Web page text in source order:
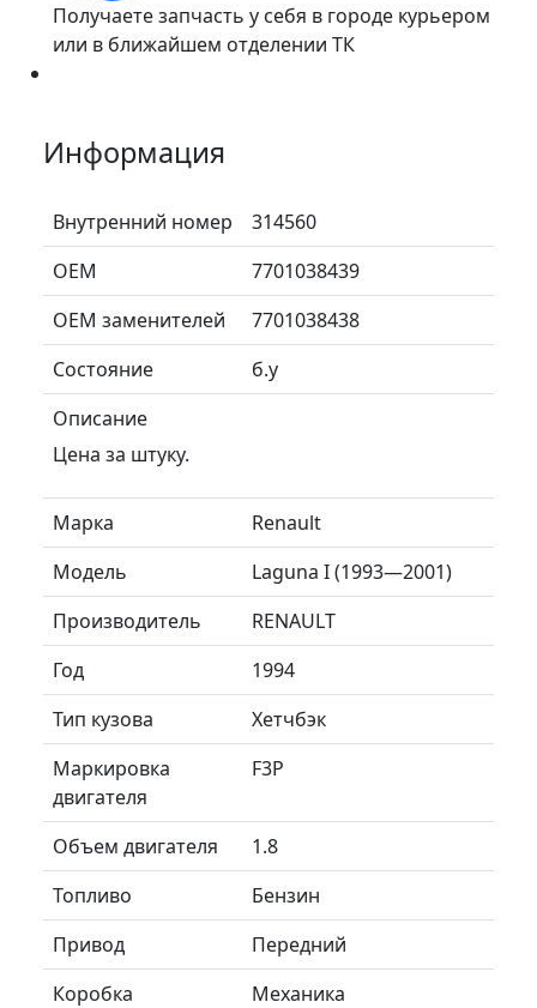
Получаете запчасть у себя в городе курьером
или в ближайшем отделении ТК
Информация
Внутренний номер
314560
ОЕМ
7701038439
ОЕМ заменителей
7701038438
Состояние
б.у
Описание
Цена за штуку.
Марка
Renault
Модель
Laguna I (1993—2001)
Производитель
RENAULT
Год
1994
Тип кузова
Хетчбэк
Маркировка
двигателя
F3P
Объем двигателя
1.8
Топливо
Бензин
Привод
Передний
Коробка
Механика